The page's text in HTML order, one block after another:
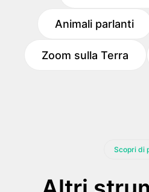
Animali parlanti
Zoom sulla Terra
Scopri di